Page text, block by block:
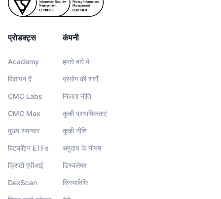
प्रोडक्ट्स
Academy
विज्ञापन दें
CMC Labs
CMC Max
मुख्य समाचार
बिटकॉइन ETFs
क्रिप्टो एपीआई
DexScan
कंपनी
हमारे बारे में
प्रयोग की शर्तों
निजता नीति
कुकी प्राथमिकताएं
कुकी नीति
समुदाय के नीयम
डिस्क्लेमर
क्रियाविधि